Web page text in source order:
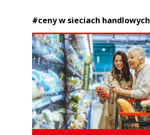
#ceny w sieciach handlowych